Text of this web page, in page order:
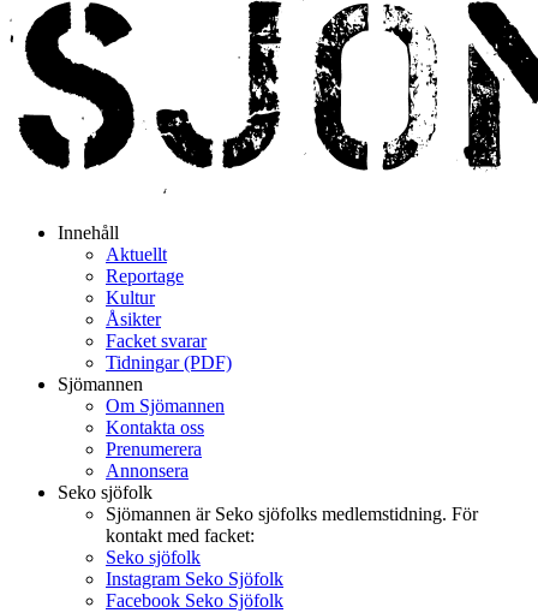
Innehåll
Aktuellt
Reportage
Kultur
Åsikter
Facket svarar
Tidningar (PDF)
Sjömannen
Om Sjömannen
Kontakta oss
Prenumerera
Annonsera
Seko sjöfolk
Sjömannen är Seko sjöfolks medlemstidning. För
kontakt med facket:
Seko sjöfolk
Instagram Seko Sjöfolk
Facebook Seko Sjöfolk